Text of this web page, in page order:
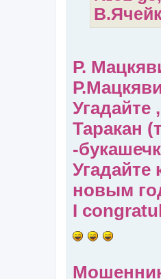
Р.
Таракан
-
Угадайте
новым
I